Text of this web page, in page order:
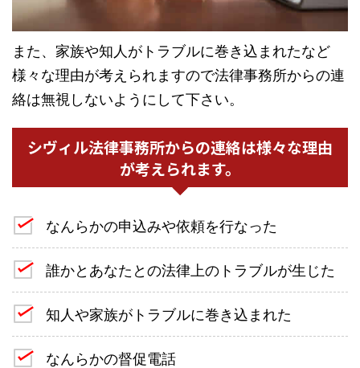
また、家族や知人がトラブルに巻き込まれたなど
様々な理由が考えられますので法律事務所からの連
絡は無視しないようにして下さい。
シヴィル法律事務所からの連絡は様々な理由
が考えられます。
なんらかの申込みや依頼を行なった
誰かとあなたとの法律上のトラブルが生じた
知人や家族がトラブルに巻き込まれた
なんらかの督促電話